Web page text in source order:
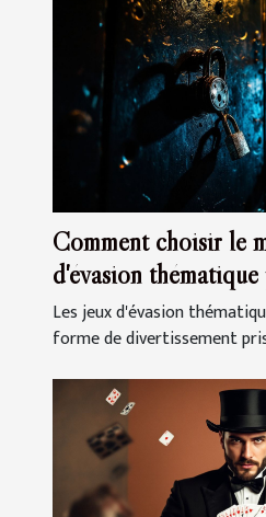
Comment choisir le
d'évasion
prochaine sortie
Les jeux d'évasion
forme de divertissement